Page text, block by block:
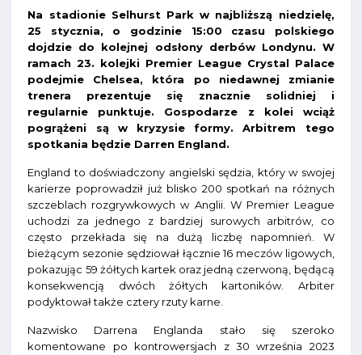
Na stadionie Selhurst Park w najbliższą niedzielę,
25 stycznia, o godzinie 15:00 czasu polskiego
dojdzie do kolejnej odsłony derbów Londynu. W
ramach 23. kolejki Premier League Crystal Palace
podejmie Chelsea, która po niedawnej zmianie
trenera prezentuje się znacznie solidniej i
regularnie punktuje. Gospodarze z kolei wciąż
pogrążeni są w kryzysie formy. Arbitrem tego
spotkania będzie Darren England.
England to doświadczony angielski sędzia, który w swojej
karierze poprowadził już blisko 200 spotkań na różnych
szczeblach rozgrywkowych w Anglii. W Premier League
uchodzi za jednego z bardziej surowych arbitrów, co
często przekłada się na dużą liczbę napomnień. W
bieżącym sezonie sędziował łącznie 16 meczów ligowych,
pokazując 59 żółtych kartek oraz jedną czerwoną, będącą
konsekwencją dwóch żółtych kartoników. Arbiter
podyktował także cztery rzuty karne.
Nazwisko Darrena Englanda stało się szeroko
komentowane po kontrowersjach z 30 września 2023